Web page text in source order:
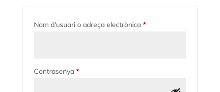
Nom d'usuari o adreça electrònica *Obligatori
Contrasenya *Obligatori